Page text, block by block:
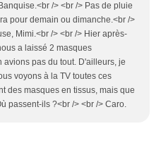
/> <br /> Pas de pluie
pour demain ou dimanche.<br />
Mimi.<br /> <br /> Hier après-
a laissé 2 masques
pas du tout. D'ailleurs, je
voyons à la TV toutes ces
des masques en tissus, mais que
passent-ils ?<br /> <br /> Caro.